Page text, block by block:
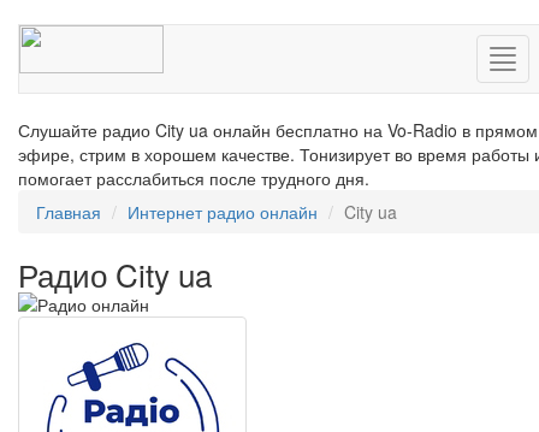
Слушайте радио City ua онлайн бесплатно на Vo-Radio в прямом
эфире, стрим в хорошем качестве. Тонизирует во время работы
помогает расслабиться после трудного дня.
Главная
Интернет радио онлайн City ua
Радио City ua